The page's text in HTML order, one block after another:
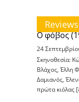
Reviews
O φόβος
24
Σκηνοθεσία:
Βλάχος, Έλλη
Δαμιανός,
πρώτα κιόλας